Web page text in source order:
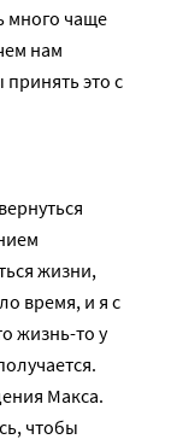
много чаще
нам
это с
жизни,
время, и я с
жизнь-то у
Макса.
чтобы